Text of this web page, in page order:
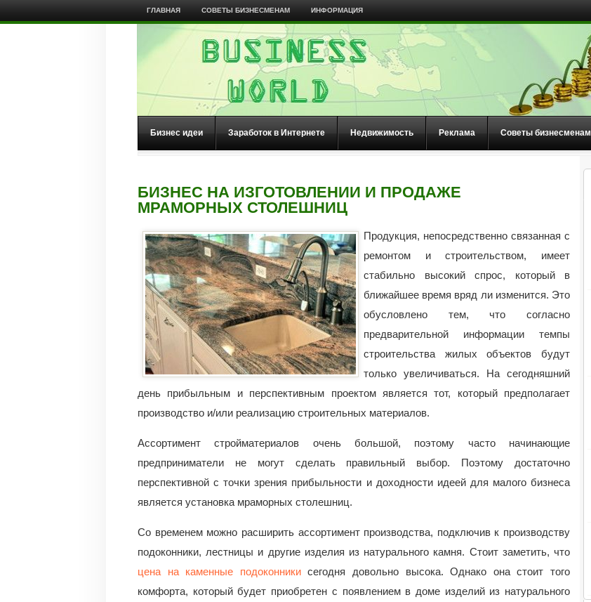
ГЛАВНАЯ СОВЕТЫ БИЗНЕСМЕНАМ ИНФОРМАЦИЯ
Бизнес идеи Заработок в Интернете Недвижимость Реклама Советы бизнесменам
БИЗНЕС НА ИЗГОТОВЛЕНИИ И ПРОДАЖЕ
МРАМОРНЫХ СТОЛЕШНИЦ
Продукция, непосредственно связанная с
ремонтом и строительством, имеет
стабильно высокий спрос, который в
ближайшее время вряд ли изменится. Это
обусловлено тем, что согласно
предварительной информации темпы
строительства жилых объектов будут
только увеличиваться. На сегодняшний
день прибыльным и перспективным проектом является тот, который предполагает
производство и/или реализацию строительных материалов.
Ассортимент стройматериалов очень большой, поэтому часто начинающие
предприниматели не могут сделать правильный выбор. Поэтому достаточно
перспективной с точки зрения прибыльности и доходности идеей для малого бизнеса
является установка мраморных столешниц.
Со временем можно расширить ассортимент производства, подключив к производству
подоконники, лестницы и другие изделия из натурального камня. Стоит заметить, что
цена на каменные подоконникисегодня довольно высока. Однако она стоит того
комфорта, который будет приобретен с появлением в доме изделий из натурального